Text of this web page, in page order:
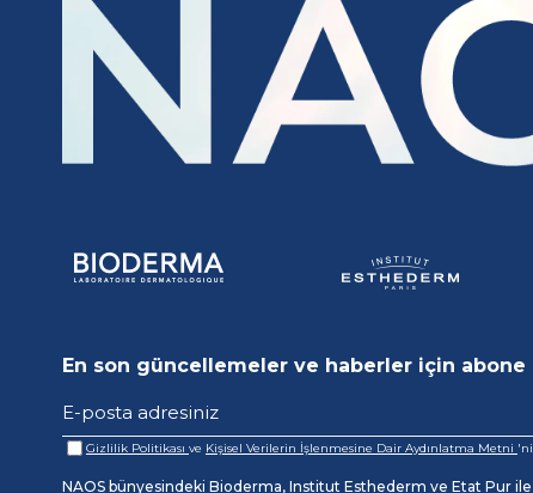
En son güncellemeler ve haberler için abone
Gizlilik Politikası ve Kişisel Verilerin İşlenmesine Dair Aydınlatma Metni
NAOS bünyesindeki Bioderma, Institut Esthederm ve Etat Pur